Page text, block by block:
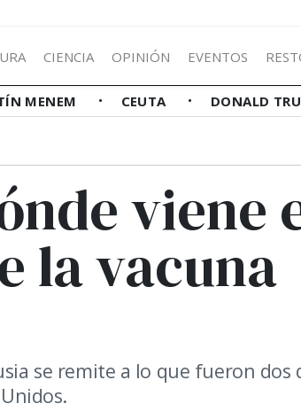
CIENCIA OPINIÓN EVENTOS
MENEM CEUTA DONALD
viene
la vacuna
se remite a lo que fueron dos